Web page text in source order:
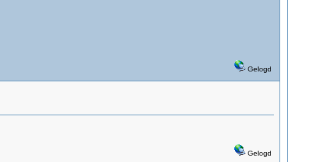
Gelogd
Gelogd